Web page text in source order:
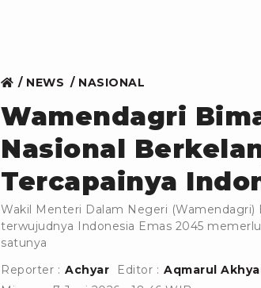
NEWS NASIONAL
Wamendagri
Nasional
Tercapainya
Wakil Menteri Dalam Negeri
terwujudnya Indonesia Emas 2045
satunya
Reporter : Achyar Editor : Aqmarul